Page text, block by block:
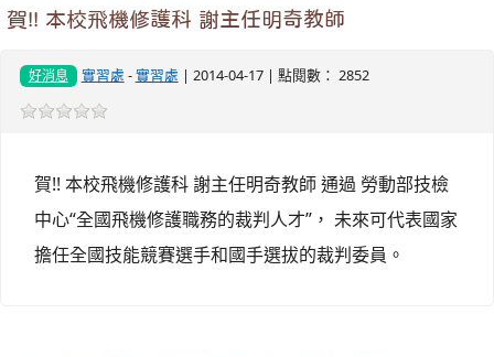
賀!! 本校飛機修護科 謝主任明奇教師
好消息 實習處 -實習處 | 2014-04-17 | 點閱數： 2852
賀!! 本校飛機修護科 謝主任明奇教師 通過 勞動部技檢
中心“全國飛機修護職務的裁判人才”， 未來可代表國家
擔任全國技能競賽選手和國手選拔的裁判委員。